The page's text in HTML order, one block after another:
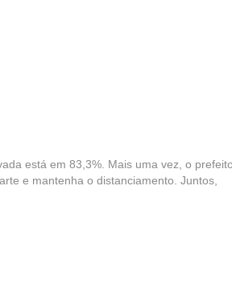
está em 83,3%. Mais uma vez, o
e mantenha o distanciamento. Juntos,